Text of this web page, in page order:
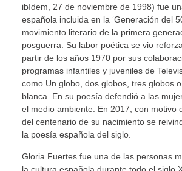
ibídem, 27 de noviembre de 1998) fue
española incluida en la ‘Generación del
movimiento literario de la primera
posguerra. Su labor poética se vio
partir de los años 1970 por sus
programas infantiles y juveniles de
como Un globo, dos globos, tres globos
blanca. En su poesía defendió a las
el medio ambiente. En 2017, con motivo
del centenario de su nacimiento se
la poesía española del siglo.
Gloria Fuertes fue una de las personas
la cultura española durante todo el siglo